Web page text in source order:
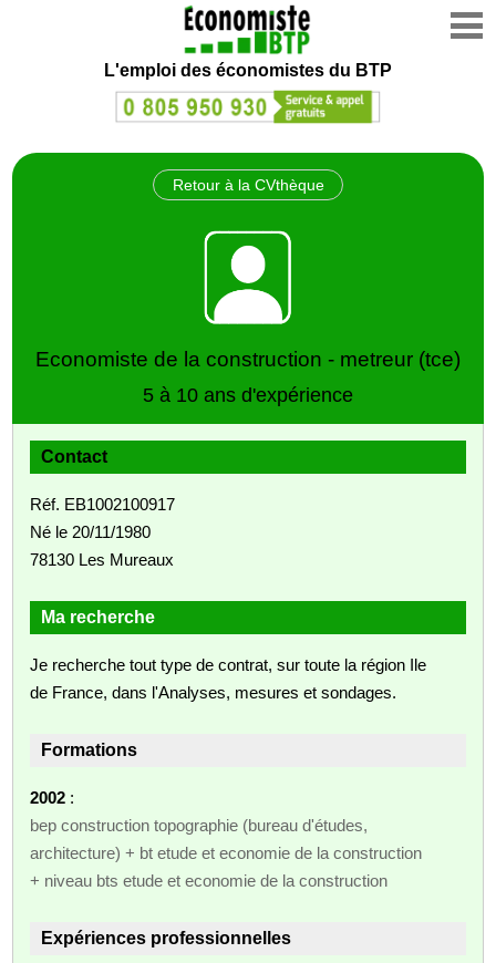
L'emploi des économistes du BTP
Retour à la CVthèque
Economiste de la construction - metreur (tce)
5 à 10 ans d'expérience
Contact
Réf. EB1002100917
Né le 20/11/1980
78130 Les Mureaux
Ma recherche
Je recherche tout type de contrat, sur toute la région Ile
de France, dans l'Analyses, mesures et sondages.
Formations
2002 :
bep construction topographie (bureau d'études,
architecture) + bt etude et economie de la construction
+ niveau bts etude et economie de la construction
Expériences professionnelles